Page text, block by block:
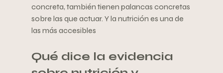
concreta, también tienen palancas concretas
sobre las que actuar. Y la nutrición es una de
las más accesibles
Qué dice la evidencia